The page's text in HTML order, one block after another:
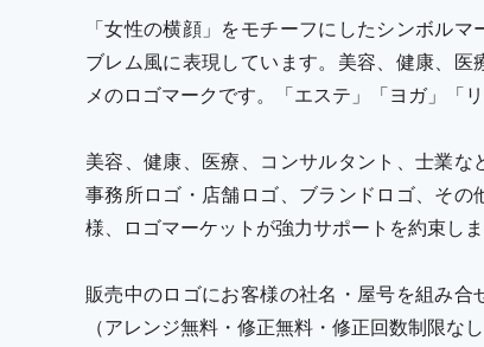
「女性の横顔」をモチーフにしたシンボル
ブレム風に表現しています。美容、健康、
メのロゴマークです。「エステ」「ヨガ」「
美容、健康、医療、コンサルタント、士業
事務所ロゴ・店舗ロゴ、ブランドロゴ、そ
様、ロゴマーケットが強力サポートを約束しま
販売中のロゴにお客様の社名・屋号を組み合
（アレンジ無料・修正無料・修正回数制限なし